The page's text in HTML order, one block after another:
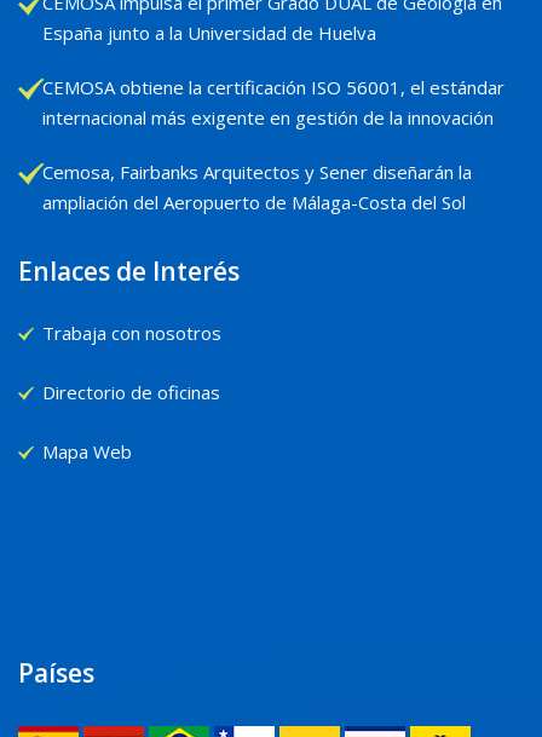
España junto a la Universidad de Huelva
CEMOSA obtiene la certificación ISO 56001, el estándar
internacional más exigente en gestión de la innovación
Cemosa, Fairbanks Arquitectos y Sener diseñarán la
ampliación del Aeropuerto de Málaga-Costa del Sol
Enlaces de Interés
Trabaja con nosotros
Directorio de oficinas
Mapa Web
Países